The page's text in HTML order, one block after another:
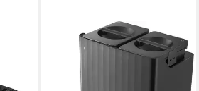
ROBOROCK
Saugroboter mit
Wischfunktion Roborock
QREVO MaxV Black, FlexiArm